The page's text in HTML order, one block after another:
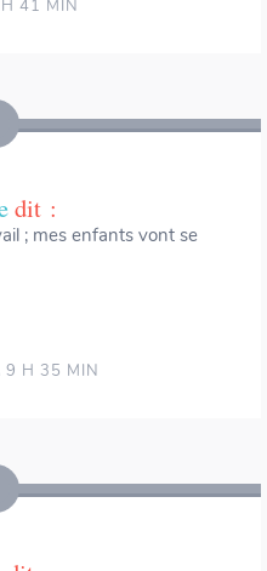
41 MIN
dit :
; mes enfants vont se
9 H 35 MIN